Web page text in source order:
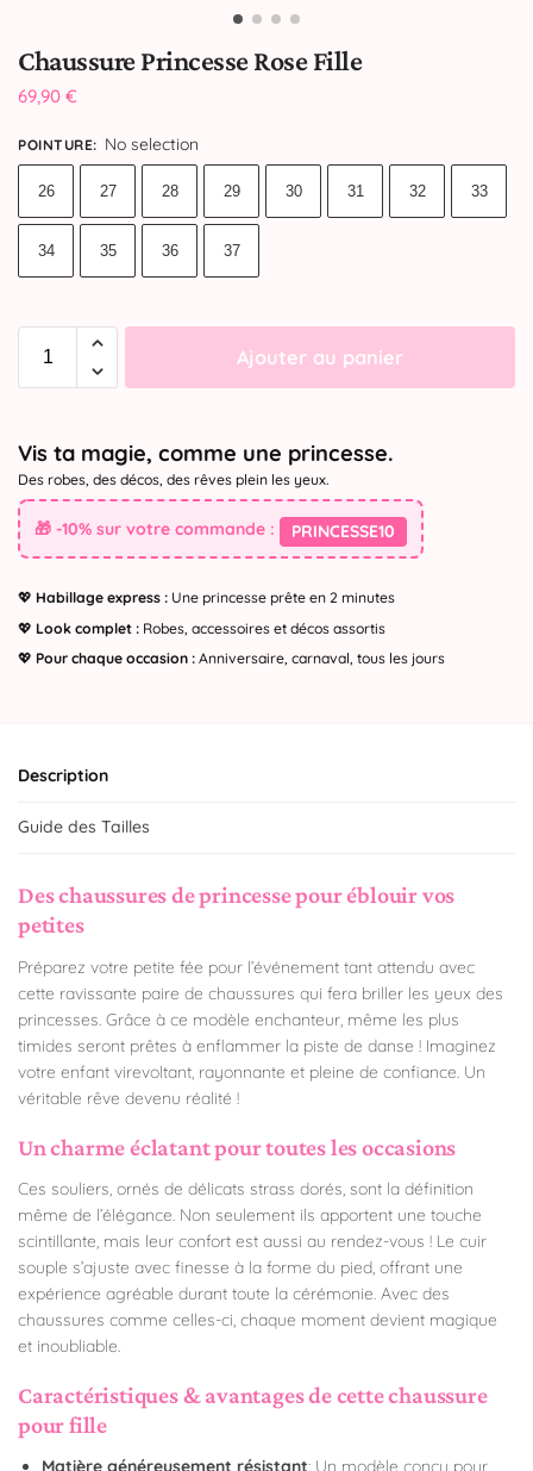
Chaussure Princesse Rose Fille
69,90 €
POINTURE: No selection
26 27 28 29 30 31 32 33
34 35 36 37
Ajouter au panier
Vis ta magie, comme une princesse.
Des robes, des décos, des rêves plein les yeux.
🎁 -10% sur votre commande : PRINCESSE10
💖 Habillage express : Une princesse prête en 2 minutes
💖 Look complet : Robes, accessoires et décos assortis
💖 Pour chaque occasion : Anniversaire, carnaval, tous les jours
Description
Guide des Tailles
Des chaussures de princesse pour éblouir vos
petites
Préparez votre petite fée pour l’événement tant attendu avec
cette ravissante paire de chaussures qui fera briller les yeux des
princesses. Grâce à ce modèle enchanteur, même les plus
timides seront prêtes à enflammer la piste de danse ! Imaginez
votre enfant virevoltant, rayonnante et pleine de confiance. Un
véritable rêve devenu réalité !
Un charme éclatant pour toutes les occasions
Ces souliers, ornés de délicats strass dorés, sont la définition
même de l’élégance. Non seulement ils apportent une touche
scintillante, mais leur confort est aussi au rendez-vous ! Le cuir
souple s’ajuste avec finesse à la forme du pied, offrant une
expérience agréable durant toute la cérémonie. Avec des
chaussures comme celles-ci, chaque moment devient magique
et inoubliable.
Caractéristiques & avantages de cette chaussure
pour fille